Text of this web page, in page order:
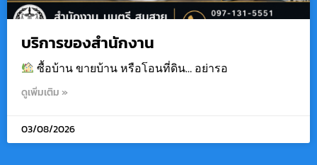
บริการของสำนักงาน
ซื้อบ้าน ขายบ้าน หรือโอนที่ดิน… อย่ารอ
ดูเพิ่มเติม »
03/08/2026